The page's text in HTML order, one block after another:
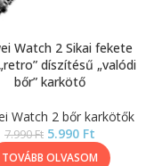
Watch 2 Sikai fekete
díszítésű „valódi
bőr” karkötő
Watch 2 bőr karkötők
7.990Ft 5.990 Ft
TOVÁBB OLVASOM